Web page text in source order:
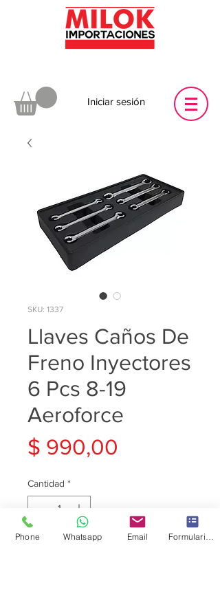
Iniciar sesión
SKU: 1337
Llaves Caños De
Freno Inyectores
6 Pcs 8-19
Aeroforce
$ 990,00
Cantidad *
Phone Whatsapp Email